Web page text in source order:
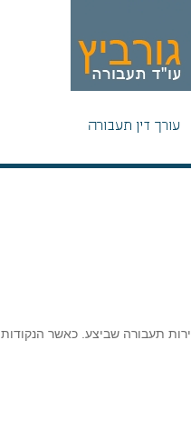
עורך דין תעבורה
תעבורה שביצע. כאשר הנקודות